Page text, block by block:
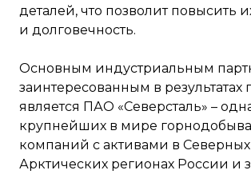
деталей, что позволит повысить
и долговечность.
Основным индустриальным
заинтересованным в результатах
является ПАО «Северсталь» –
крупнейших в мире
компаний c активами в
Арктических регионах России и